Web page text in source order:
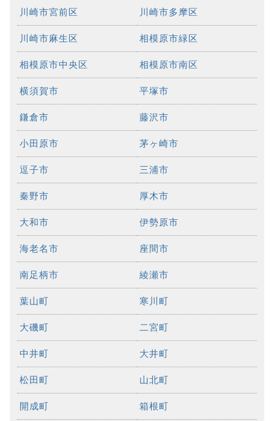
川崎市宮前区 川崎市多摩区
川崎市麻生区 相模原市緑区
相模原市中央区 相模原市南区
横須賀市 平塚市
鎌倉市 藤沢市
小田原市 茅ヶ崎市
逗子市 三浦市
秦野市 厚木市
大和市 伊勢原市
海老名市 座間市
南足柄市 綾瀬市
葉山町 寒川町
大磯町 二宮町
中井町 大井町
松田町 山北町
開成町 箱根町